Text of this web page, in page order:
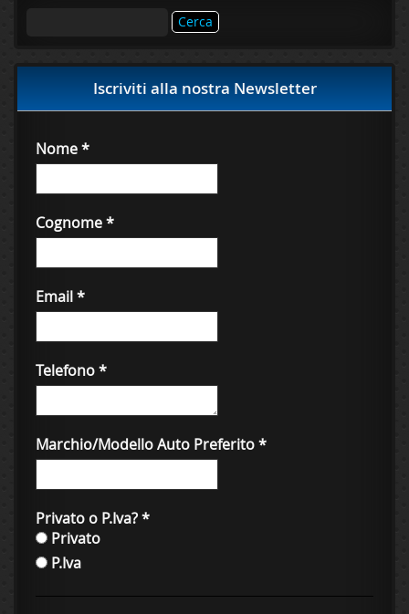
Iscriviti alla nostra Newsletter
Nome*
Cognome*
Email*
Telefono*
Marchio/Modello Auto Preferito*
Privato o P.Iva?*
Privato
P.Iva